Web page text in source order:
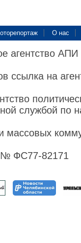
О нас
агентство
ссылка на
службой по
массовых
№ ФС77-82171